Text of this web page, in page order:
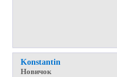
Konstantin
Новичок